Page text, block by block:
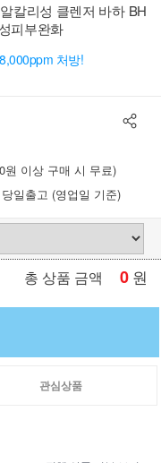
칼리성 클렌저 바하 BH
피부완화
처방!
원 이상 구매 시 무료)
일출고 (영업일 기준)
총 상품 금액 0 원
관심상품